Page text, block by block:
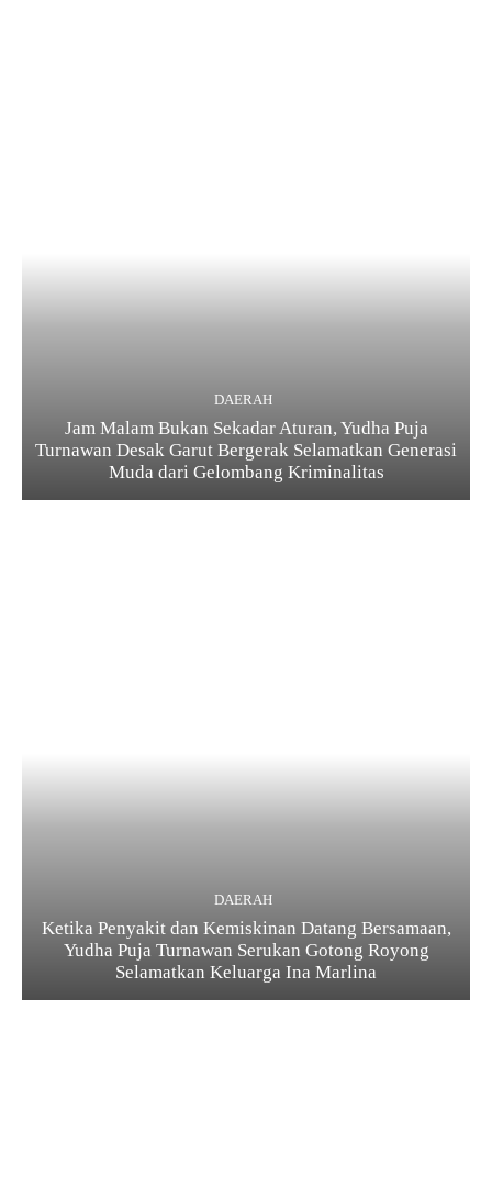
DAERAH
Jam Malam Bukan Sekadar Aturan, Yudha Puja
Turnawan Desak Garut Bergerak Selamatkan Generasi
Muda dari Gelombang Kriminalitas
DAERAH
Ketika Penyakit dan Kemiskinan Datang Bersamaan,
Yudha Puja Turnawan Serukan Gotong Royong
Selamatkan Keluarga Ina Marlina